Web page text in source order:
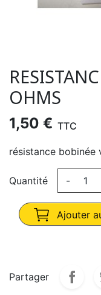
OHMS
1,50 € TTC
résistance bobinée
Quantité -
Ajouter
Partager